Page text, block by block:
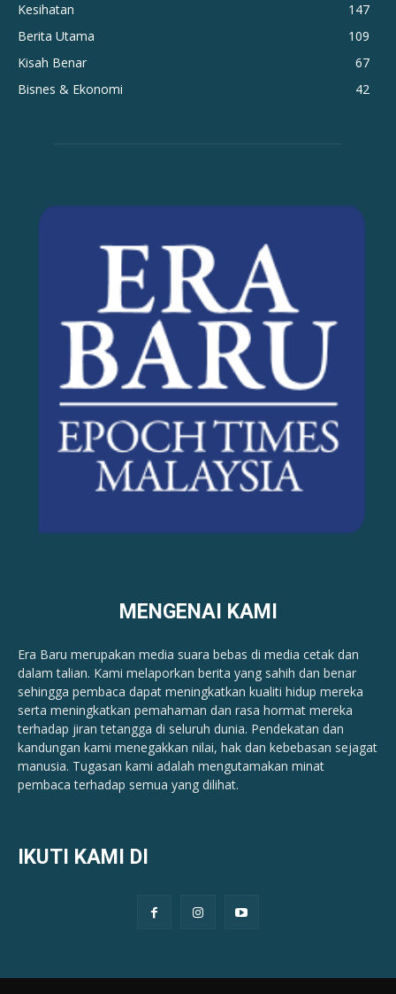
Kesihatan
147
Berita Utama
109
Kisah Benar
67
Bisnes & Ekonomi
42
MENGENAI KAMI
Era Baru merupakan media suara bebas di media cetak dan
dalam talian. Kami melaporkan berita yang sahih dan benar ​​
sehingga pembaca dapat meningkatkan kualiti hidup mereka
serta meningkatkan pemahaman dan rasa hormat mereka
terhadap jiran tetangga di seluruh dunia. Pendekatan dan
kandungan kami menegakkan nilai, hak dan kebebasan sejagat
manusia. Tugasan kami adalah mengutamakan minat
pembaca terhadap semua yang dilihat.
IKUTI KAMI DI